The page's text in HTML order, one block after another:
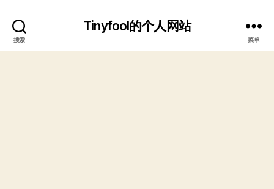
搜索
Tinyfool的个人网站
菜单